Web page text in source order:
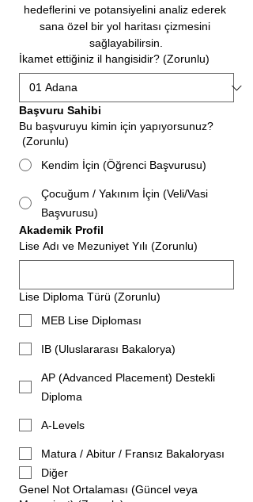
hedeflerini ve potansiyelini analiz ederek
sana özel bir yol haritası çizmesini
sağlayabilirsin.
İkamet ettiğiniz il hangisidir? (Zorunlu)
Başvuru Sahibi
Bu başvuruyu kimin için yapıyorsunuz?
(Zorunlu)
Kendim İçin (Öğrenci Başvurusu)
Çocuğum / Yakınım İçin (Veli/Vasi
Başvurusu)
Akademik Profil
Lise Adı ve Mezuniyet Yılı (Zorunlu)
Lise Diploma Türü (Zorunlu)
MEB Lise Diploması
IB (Uluslararası Bakalorya)
AP (Advanced Placement) Destekli
Diploma
A-Levels
Matura / Abitur / Fransız Bakaloryası
Diğer
Genel Not Ortalaması (Güncel veya